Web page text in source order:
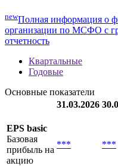
newПолная информация о
организации по МСФО с
отчетность
Квартальные
Годовые
Основные показатели
31.03.2026
EPS basic
Базовая
прибыль на
акцию
*** ***